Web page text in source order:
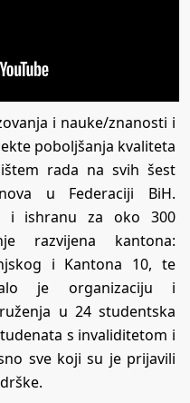
i nauke/znanosti i
poboljšanja kvaliteta
rada na svih šest
u Federaciji BiH.
i ishranu za oko 300
razvijena kantona:
i Kantona 10, te
je organizaciju i
u 24 studentska
s invaliditetom i
sve koji su je prijavili